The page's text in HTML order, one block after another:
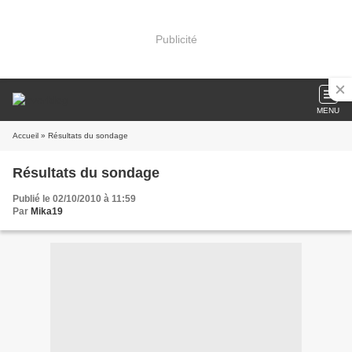
Publicité
MENU
Accueil » Résultats du sondage
Résultats du sondage
Publié le 02/10/2010 à 11:59
Par Mika19